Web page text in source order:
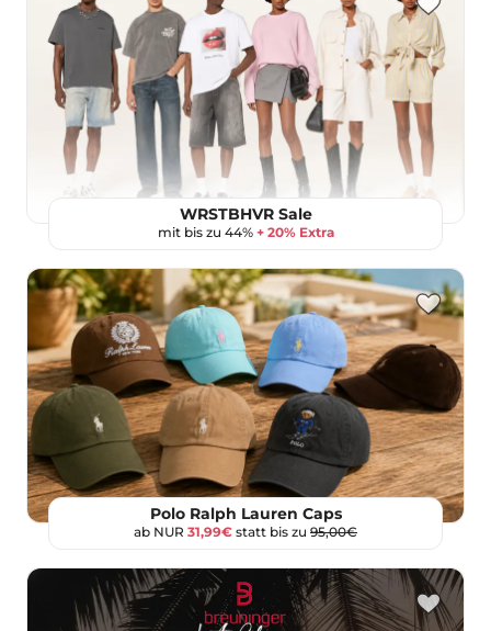
WRSTBHVR Sale
mit bis zu 44% + 20% Extra
Polo Ralph Lauren Caps
ab NUR 31,99€ statt bis zu 95,00€